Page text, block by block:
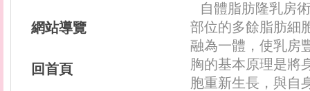
網站導覽
回首頁
自體脂肪隆乳房
部位的多餘脂肪細
融為一體，使乳房
胸的基本原理是將
胞重新生長，與自